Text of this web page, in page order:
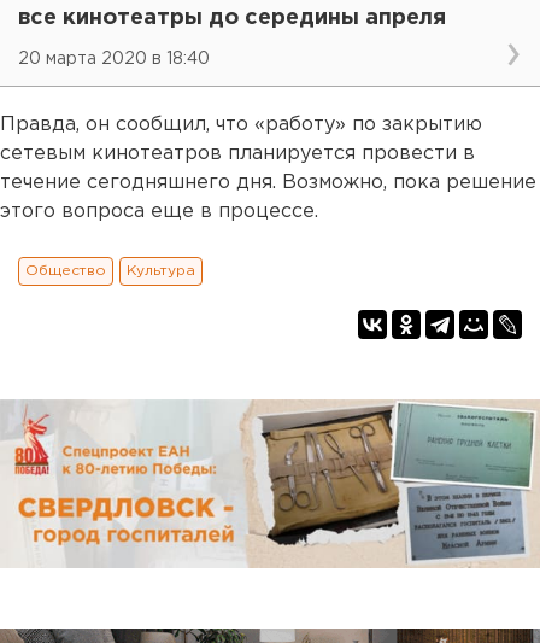
все кинотеатры до середины апреля
20 марта 2020 в 18:40
Правда, он сообщил, что «работу» по закрытию
сетевым кинотеатров планируется провести в
течение сегодняшнего дня. Возможно, пока решение
этого вопроса еще в процессе.
Общество Культура